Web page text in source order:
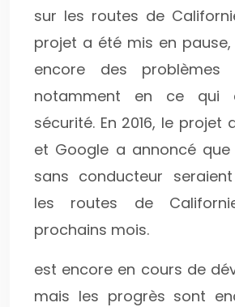
sur les routes de
projet a été mis en
encore des problèmes
notamment en ce qui
sécurité. En 2016, le projet
et Google a annoncé
sans conducteur
les routes de
prochains mois.
est encore en cours de
mais les progrès sont